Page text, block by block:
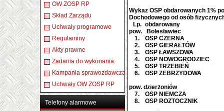
OW ZOSP RP
Skład Zarządu
Uchwały programowe
Regulaminy
Akty prawne
Zadania do wykonania
Kampania sprawozdawcza
Uchwały OW ZOSP RP
Telefony alarmowe
Wykaz OSP obdarowanych 1%
Dochodowego od osób
Lp. obdarowany
pow. Bolesławiec
1.
OSP CZERNA
2.
OSP GIERAŁTÓW
3.
OSP ŁAWSZOWA
4.
OSP NOWOGRODZIEC
5.
OSP TRZEBIEŃ
6.
OSP ZEBRZYDOWA
pow. dzierżoniów
7.
OSP NIEMCZA
8.
OSP ROZTOCZNIK